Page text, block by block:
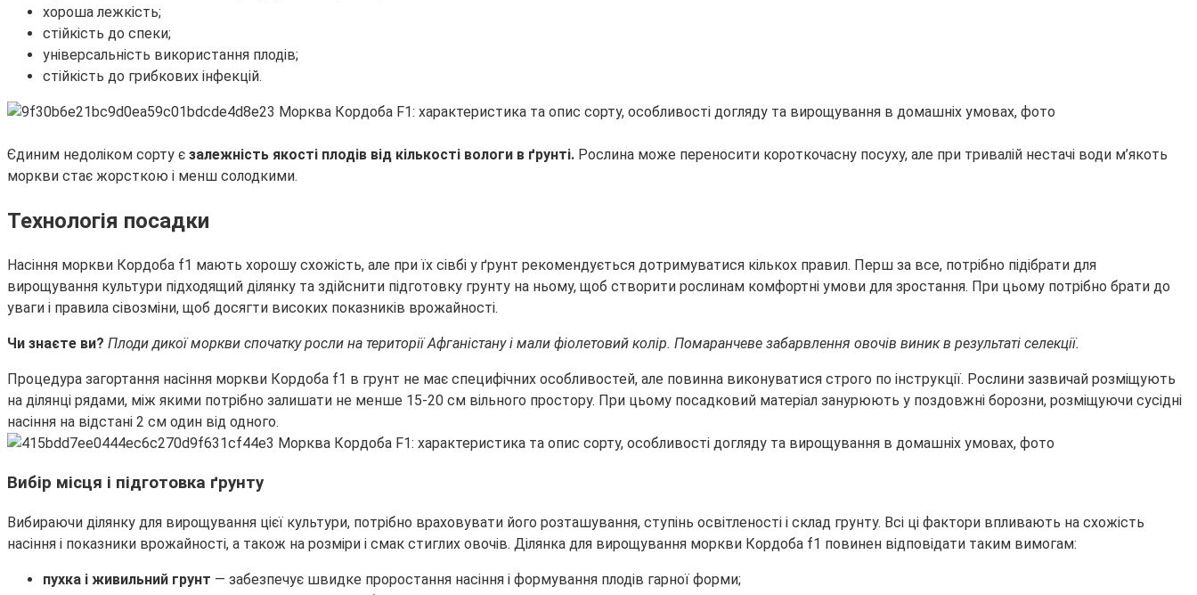
хороша лежкість;
стійкість до спеки;
універсальність використання плодів;
стійкість до грибкових інфекцій.
Єдиним недоліком сорту є залежність якості плодів від кількості вологи в ґрунті. Рослина може переносити короткочасну посуху, але при тривалій нестачі води м’якоть
моркви стає жорсткою і менш солодкими.
Технологія посадки
Насіння моркви Кордоба f1 мають хорошу схожість, але при їх сівбі у ґрунт рекомендується дотримуватися кількох правил. Перш за все, потрібно підібрати для
вирощування культури підходящий ділянку та здійснити підготовку грунту на ньому, щоб створити рослинам комфортні умови для зростання. При цьому потрібно брати до
уваги і правила сівозміни, щоб досягти високих показників врожайності.
Чи знаєте ви? Плоди дикої моркви спочатку росли на території Афганістану і мали фіолетовий колір. Помаранчеве забарвлення овочів виник в результаті селекції.
Процедура загортання насіння моркви Кордоба f1 в грунт не має специфічних особливостей, але повинна виконуватися строго по інструкції. Рослини зазвичай розміщують
на ділянці рядами, між якими потрібно залишати не менше 15-20 см вільного простору. При цьому посадковий матеріал занурюють у поздовжні борозни, розміщуючи сусідні
насіння на відстані 2 см один від одного.
Вибір місця і підготовка ґрунту
Вибираючи ділянку для вирощування цієї культури, потрібно враховувати його розташування, ступінь освітленості і склад грунту. Всі ці фактори впливають на схожість
насіння і показники врожайності, а також на розміри і смак стиглих овочів. Ділянка для вирощування моркви Кордоба f1 повинен відповідати таким вимогам:
пухка і живильний грунт — забезпечує швидке проростання насіння і формування плодів гарної форми;